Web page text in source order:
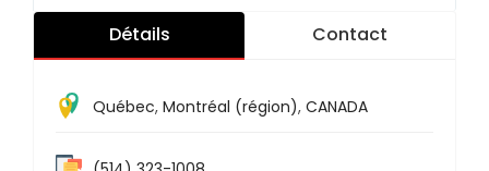
Détails Contact
Québec, Montréal (région), CANADA